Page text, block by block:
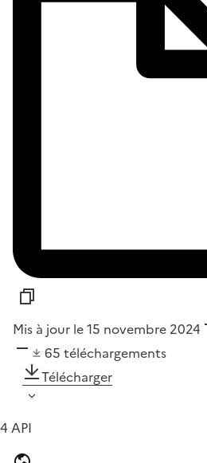
Mis à jour le 15 novembre 2024
65 téléchargements
Télécharger
4 API